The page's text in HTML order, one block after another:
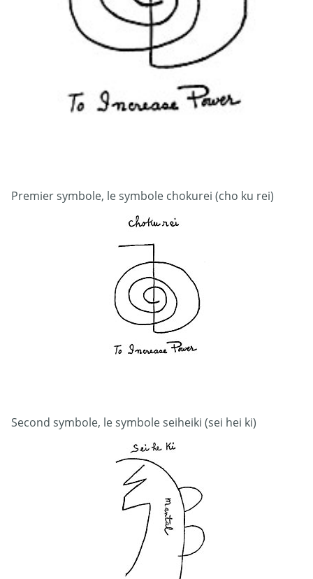
Premier symbole, le symbole chokurei (cho ku rei)
Second symbole, le symbole seiheiki (sei hei ki)